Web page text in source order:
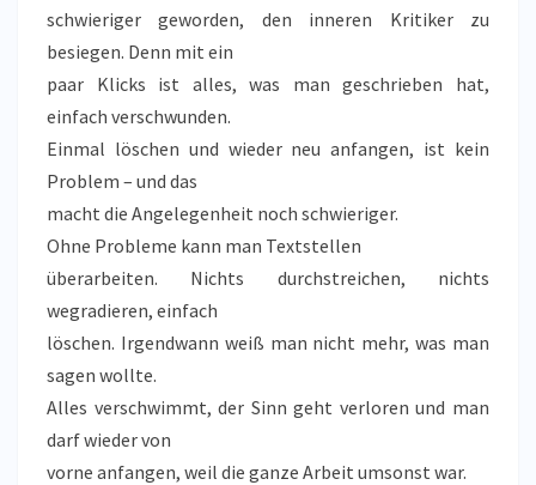
schwieriger geworden, den inneren Kritiker zu
besiegen. Denn mit ein
paar Klicks ist alles, was man geschrieben hat,
einfach verschwunden.
Einmal löschen und wieder neu anfangen, ist kein
Problem – und das
macht die Angelegenheit noch schwieriger.
Ohne Probleme kann man Textstellen
überarbeiten. Nichts durchstreichen, nichts
wegradieren, einfach
löschen. Irgendwann weiß man nicht mehr, was man
sagen wollte.
Alles verschwimmt, der Sinn geht verloren und man
darf wieder von
vorne anfangen, weil die ganze Arbeit umsonst war.